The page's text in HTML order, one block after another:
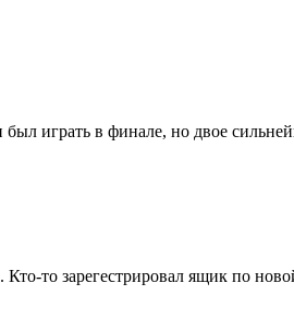
играть в финале, но двое
то зарегестрировал ящик по